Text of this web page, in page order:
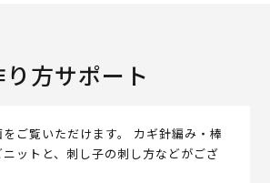
り方サポート
ご覧いただけます。 カギ針編み・棒
ットと、刺し子の刺し方などがござ